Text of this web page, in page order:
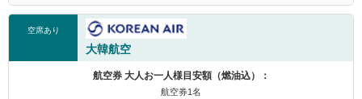
空席あり
大韓航空
航空券 大人お一人様目安額（燃油込）：
航空券1名